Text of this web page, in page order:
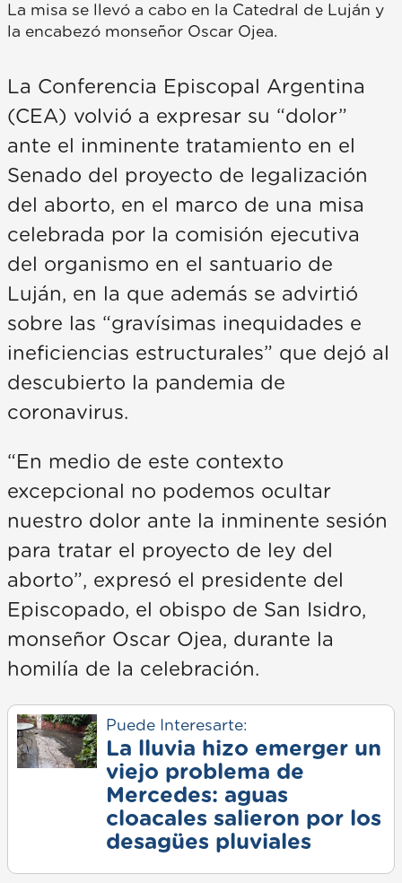
La misa se llevó a cabo en la Catedral de Luján y
la encabezó monseñor Oscar Ojea.
La Conferencia Episcopal Argentina
(CEA) volvió a expresar su “dolor”
ante el inminente tratamiento en el
Senado del proyecto de legalización
del aborto, en el marco de una misa
celebrada por la comisión ejecutiva
del organismo en el santuario de
Luján, en la que además se advirtió
sobre las “gravísimas inequidades e
ineficiencias estructurales” que dejó al
descubierto la pandemia de
coronavirus.
“En medio de este contexto
excepcional no podemos ocultar
nuestro dolor ante la inminente sesión
para tratar el proyecto de ley del
aborto”, expresó el presidente del
Episcopado, el obispo de San Isidro,
monseñor Oscar Ojea, durante la
homilía de la celebración.
Puede Interesarte:
La lluvia hizo emerger un
viejo problema de
Mercedes: aguas
cloacales salieron por los
desagües pluviales